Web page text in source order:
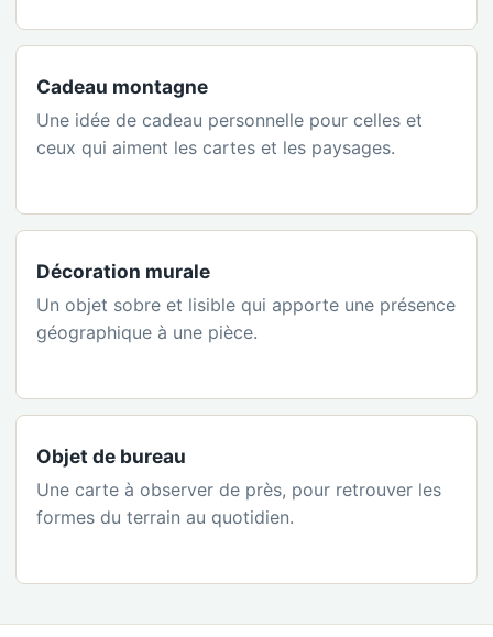
Cadeau montagne
Une idée de cadeau personnelle pour celles et
ceux qui aiment les cartes et les paysages.
Décoration murale
Un objet sobre et lisible qui apporte une présence
géographique à une pièce.
Objet de bureau
Une carte à observer de près, pour retrouver les
formes du terrain au quotidien.